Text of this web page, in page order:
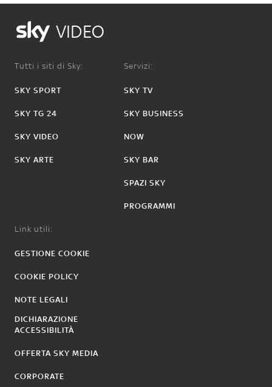
VIDEO
Tutti i siti di Sky:
SKY SPORT
SKY TG 24
SKY VIDEO
SKY ARTE
Servizi:
SKY TV
SKY BUSINESS
NOW
SKY BAR
SPAZI SKY
PROGRAMMI
Link utili:
GESTIONE COOKIE
COOKIE POLICY
NOTE LEGALI
DICHIARAZIONE
ACCESSIBILITÀ
OFFERTA SKY MEDIA
CORPORATE